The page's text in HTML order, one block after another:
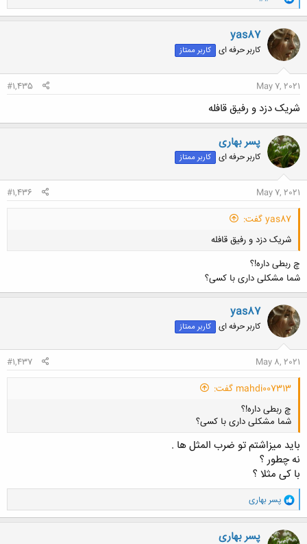
ا
ک
ن
ش
ه
ا
yas87
کاربر حرفه ای کاربر ممتاز
May 7, 2021
#1,435
شریک دزد و رفیق قافله
پسر بهاری
کاربر حرفه ای کاربر ممتاز
May 7, 2021
#1,436
yas87 گفت:
شریک دزد و رفیق قافله
کلیک کنید تا باز شود...
چ ربطی داره!؟
شما مشکلی داری با کسی؟
yas87
کاربر حرفه ای کاربر ممتاز
May 8, 2021
#1,437
mahdi007313 گفت:
چ ربطی داره!؟
شما مشکلی داری با کسی؟
باید میزاشتم تو ضرب المثل ها .
نه چطور ؟
با کی مثلا ؟
و
ا
ک
ن
پسر بهاری
پسر بهاری